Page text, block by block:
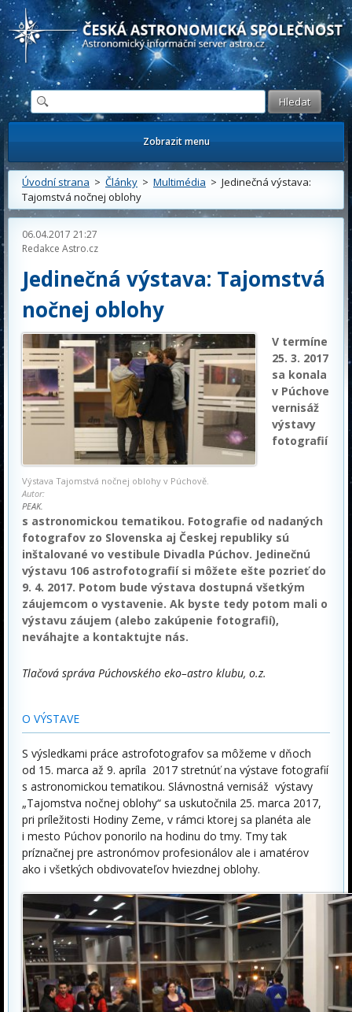
Česká astronomická společnost - Informační astronomický server
Zobrazit menu
Úvodní strana > Články > Multimédia > Jedinečná výstava:
Tajomstvá nočnej oblohy
06.04.2017 21:27
Redakce Astro.cz
Jedinečná výstava: Tajomstvá
nočnej oblohy
Výstava Tajomstvá nočnej oblohy v Púchově.
Autor:
PEAK.
V termíne
25. 3. 2017
sa konala
v Púchove
vernisáž
výstavy
fotografií
s astronomickou tematikou. Fotografie od nadaných
fotografov zo Slovenska aj Českej republiky sú
inštalované vo vestibule Divadla Púchov. Jedinečnú
výstavu 106 astrofotografií si môžete ešte pozrieť do
9. 4. 2017. Potom bude výstava dostupná všetkým
záujemcom o vystavenie. Ak byste tedy potom mali o
výstavu záujem (alebo zakúpenie fotografií),
neváhajte a kontaktujte nás.
Tlačová správa Púchovského eko–astro klubu, o.z.
O VÝSTAVE
S výsledkami práce astrofotografov sa môžeme v dňoch
od 15. marca až 9. apríla 2017 stretnúť na výstave fotografií
s astronomickou tematikou. Slávnostná vernisáž výstavy
„Tajomstva nočnej oblohy“ sa uskutočnila 25. marca 2017,
pri príležitosti Hodiny Zeme, v rámci ktorej sa planéta ale
i mesto Púchov ponorilo na hodinu do tmy. Tmy tak
príznačnej pre astronómov profesionálov ale i amatérov
ako i všetkých obdivovateľov hviezdnej oblohy.